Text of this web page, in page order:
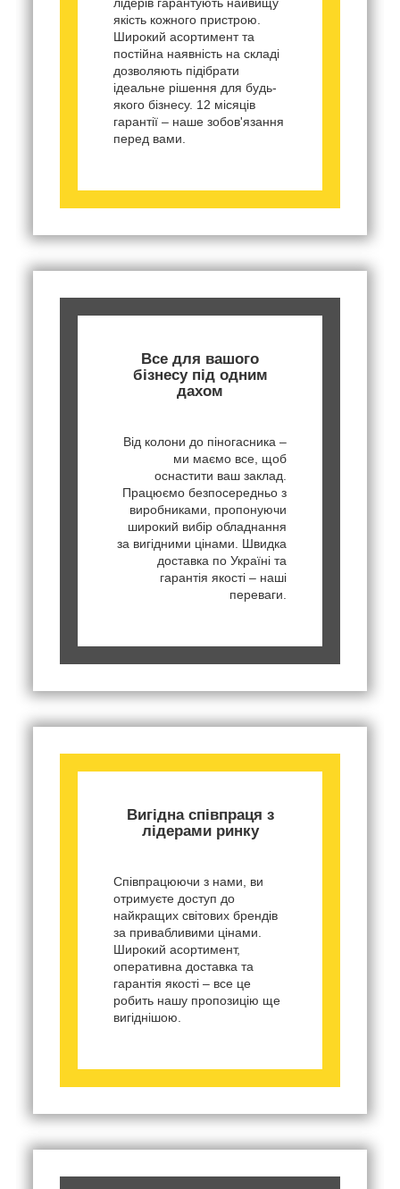
лідерів гарантують найвищу
якість кожного пристрою.
Широкий асортимент та
постійна наявність на складі
дозволяють підібрати
ідеальне рішення для будь-
якого бізнесу. 12 місяців
гарантії – наше зобов'язання
перед вами.
Все для вашого
бізнесу під одним
дахом
Від колони до піногасника –
ми маємо все, щоб
оснастити ваш заклад.
Працюємо безпосередньо з
виробниками, пропонуючи
широкий вибір обладнання
за вигідними цінами. Швидка
доставка по Україні та
гарантія якості – наші
переваги.
Вигідна співпраця з
лідерами ринку
Співпрацюючи з нами, ви
отримуєте доступ до
найкращих світових брендів
за привабливими цінами.
Широкий асортимент,
оперативна доставка та
гарантія якості – все це
робить нашу пропозицію ще
вигіднішою.